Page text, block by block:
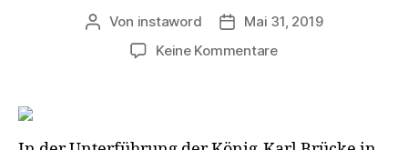
Beitragsautor
Von instaword Veröffentlichungsdatum
Mai 31, 2019
Keine Kommentarezu